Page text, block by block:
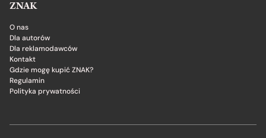
ZNAK
O nas
Dla autorów
Dla reklamodawców
Kontakt
Gdzie mogę kupić ZNAK?
Regulamin
Polityka prywatności